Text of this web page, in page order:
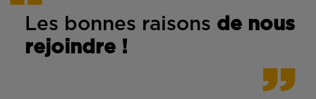
Les bonnes raisons de nous
rejoindre !